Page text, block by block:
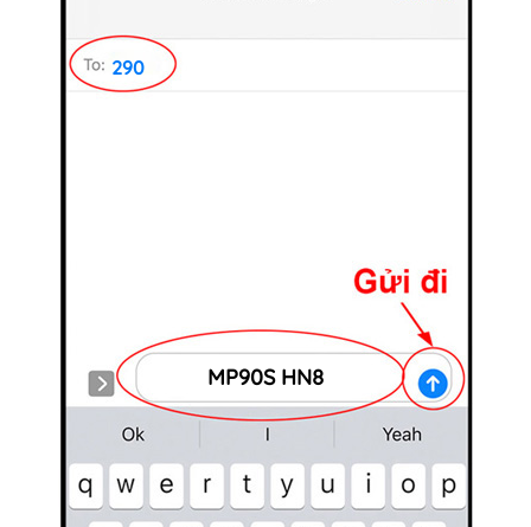
290
MP90S HN8